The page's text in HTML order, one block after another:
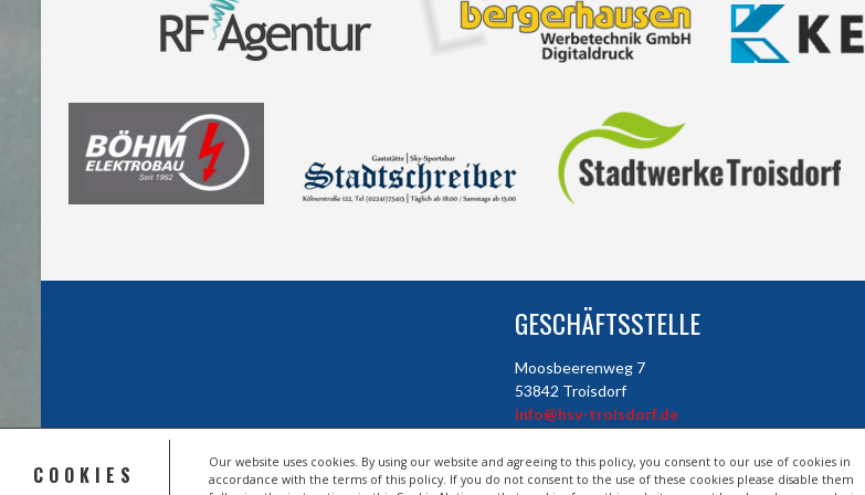
COOKIES
Our website uses cookies. By using our website and agreeing to this policy, you consent to our use of cookies in
accordance with the terms of this policy. If you do not consent to the use of these cookies please disable them
GESCHÄFTSSTELLE
Moosbeerenweg 7
53842 Troisdorf
info@hsv-troisdorf.de
© 2026 HSV TROISDORF E.V.